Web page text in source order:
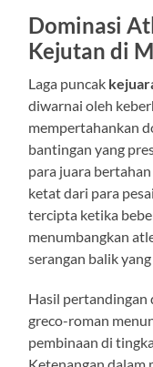
Dominasi
Kejutan di
Laga puncak
diwarnai oleh
mempertahankan
bantingan yang
para juara
ketat dari para
tercipta ketika
menumbangkan
serangan balik
Hasil pertandingan
greco-roman
pembinaan di